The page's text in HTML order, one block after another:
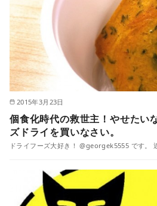
2015年3月23日
個食化時代の救世主！やせたい
ズドライを買いなさい。
ドライフーズ大好き！ @georgek5555 です。